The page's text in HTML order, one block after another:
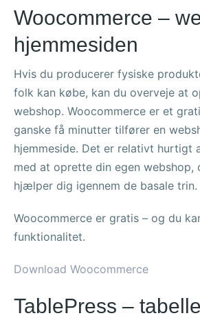
Woocommerce –
hjemmesiden
Hvis du producerer fysiske
folk kan købe, kan du overveje at
webshop. Woocommerce er et
ganske få minutter tilfører en
hjemmeside. Det er relativt hurtigt
med at oprette din egen webshop,
hjælper dig igennem de basale trin.
Woocommerce er gratis – og du
funktionalitet.
Download Woocommerce
TablePress –